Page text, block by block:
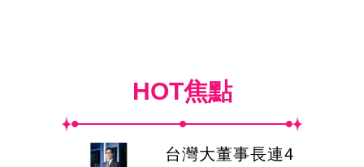
HOT焦點
台灣大董事長連4